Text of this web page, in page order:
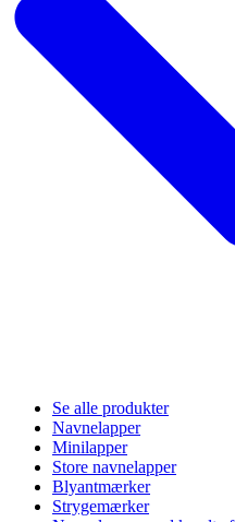
Se alle produkter
Navnelapper
Minilapper
Store navnelapper
Blyantmærker
Strygemærker